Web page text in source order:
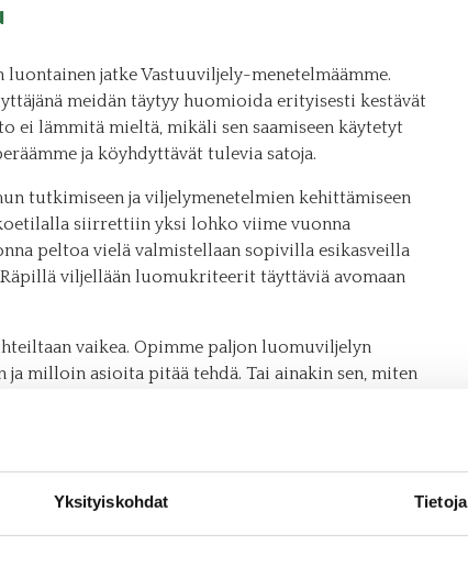
Yksityiskohdat Tietoja
jatke Vastuuviljely-menetelmäämme.
meidän täytyy huomioida erityisesti kestävät
ei lämmitä mieltä, mikäli sen saamiseen käytetyt
ja köyhdyttävät tulevia satoja.
tutkimiseen ja viljelymenetelmien kehittämiseen
siirrettiin yksi lohko viime vuonna
peltoa vielä valmistellaan sopivilla esikasveilla
viljellään luomukriteerit täyttäviä avomaan
vaikea. Opimme paljon luomuviljelyn
ja milloin asioita pitää tehdä. Tai ainakin sen, miten
vuoksi mahdotonta.